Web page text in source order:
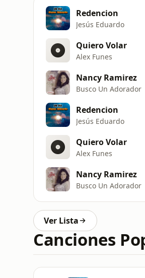
Redencion
Jesús Eduardo
Quiero Volar
Alex Funes
Nancy Ramirez
Busco Un Adorador
Redencion
Jesús Eduardo
Quiero Volar
Alex Funes
Nancy Ramirez
Busco Un Adorador
Ver Lista
Canciones